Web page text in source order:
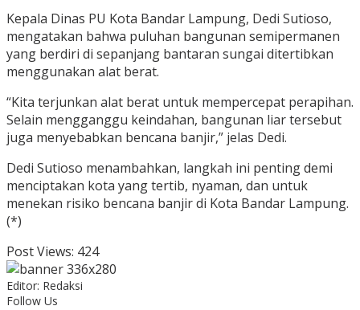
Kepala Dinas PU Kota Bandar Lampung, Dedi Sutioso,
mengatakan bahwa puluhan bangunan semipermanen
yang berdiri di sepanjang bantaran sungai ditertibkan
menggunakan alat berat.
“Kita terjunkan alat berat untuk mempercepat perapihan.
Selain mengganggu keindahan, bangunan liar tersebut
juga menyebabkan bencana banjir,” jelas Dedi.
Dedi Sutioso menambahkan, langkah ini penting demi
menciptakan kota yang tertib, nyaman, dan untuk
menekan risiko bencana banjir di Kota Bandar Lampung.
(*)
Post Views: 424
Editor: Redaksi
Follow Us